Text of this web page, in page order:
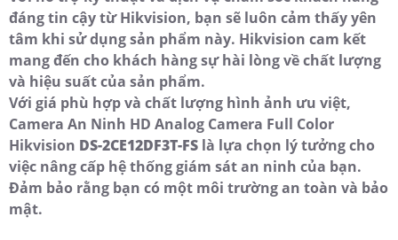
đáng tin cậy từ Hikvision, bạn sẽ luôn cảm thấy yên
tâm khi sử dụng sản phẩm này. Hikvision cam kết
mang đến cho khách hàng sự hài lòng về chất lượng
và hiệu suất của sản phẩm.
Với giá phù hợp và chất lượng hình ảnh ưu việt,
Camera An Ninh HD Analog Camera Full Color
Hikvision DS-2CE12DF3T-FS là lựa chọn lý tưởng cho
việc nâng cấp hệ thống giám sát an ninh của bạn.
Đảm bảo rằng bạn có một môi trường an toàn và bảo
mật.